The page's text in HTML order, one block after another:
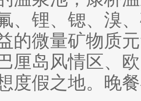
、锂、锶、溴
的微量矿物质
厘岛风情区、
度假之地。晚